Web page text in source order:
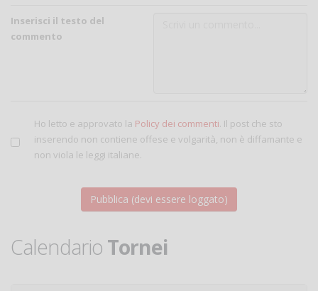
Inserisci il testo del
commento
Ho letto e approvato la Policy dei commenti. Il post che sto
inserendo non contiene offese e volgarità, non è diffamante e
non viola le leggi italiane.
Calendario Tornei